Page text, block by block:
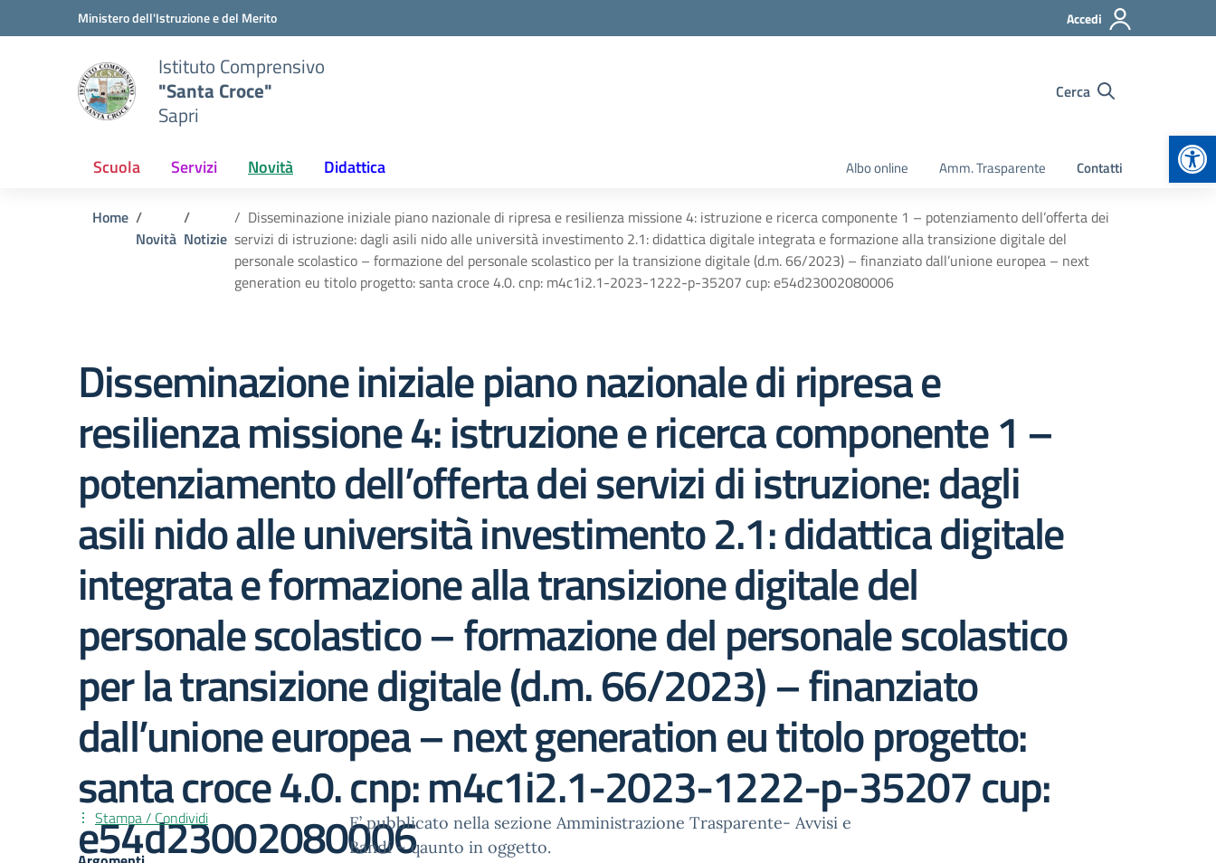
Vai ai contenuti
Vai al menu di navigazioneMinistero dell'Istruzione e del Merito Accedi
Istituto Comprensivo
"Santa Croce"
Sapri
Cerca
Scuola Servizi Novità Didattica Albo online Amm. Trasparente Contatti
Home
Novità Notizie
Disseminazione iniziale piano nazionale di ripresa e resilienza missione 4: istruzione e ricerca componente 1 – potenziamento dell’offerta dei
servizi di istruzione: dagli asili nido alle università investimento 2.1: didattica digitale integrata e formazione alla transizione digitale del
personale scolastico – formazione del personale scolastico per la transizione digitale (d.m. 66/2023) – finanziato dall’unione europea – next
generation eu titolo progetto: santa croce 4.0. cnp: m4c1i2.1-2023-1222-p-35207 cup: e54d23002080006
Disseminazione iniziale piano nazionale di ripresa e
resilienza missione 4: istruzione e ricerca componente 1 –
potenziamento dell’offerta dei servizi di istruzione: dagli
asili nido alle università investimento 2.1: didattica digitale
integrata e formazione alla transizione digitale del
personale scolastico – formazione del personale scolastico
per la transizione digitale (d.m. 66/2023) – finanziato
dall’unione europea – next generation eu titolo progetto:
santa croce 4.0. cnp: m4c1i2.1-2023-1222-p-35207 cup:
e54d23002080006E’ pubblicato nella sezione Amministrazione Trasparente- Avvisi e
Bandi – qaunto in oggetto.
Stampa / Condividi